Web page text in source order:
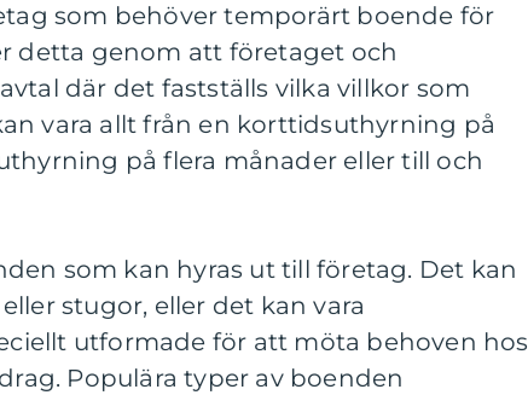
som behöver temporärt boende för
detta genom att företaget och
där det fastställs vilka villkor som
vara allt från en korttidsuthyrning på
på flera månader eller till och
som kan hyras ut till företag. Det kan
stugor, eller det kan vara
utformade för att möta behoven hos
Populära typer av boenden